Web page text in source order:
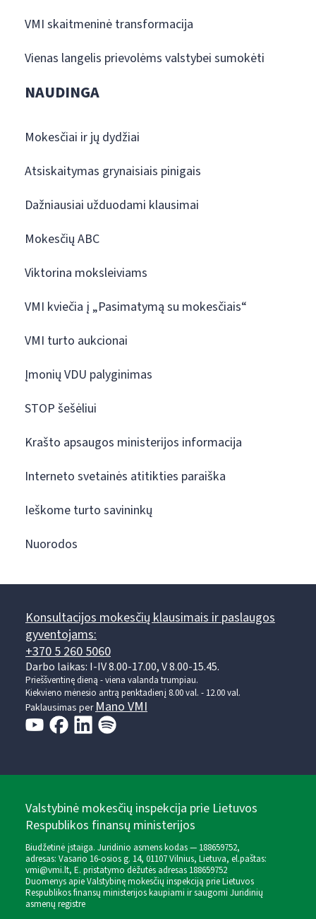
VMI skaitmeninė transformacija
Vienas langelis prievolėms valstybei sumokėti
NAUDINGA
Mokesčiai ir jų dydžiai
Atsiskaitymas grynaisiais pinigais
Dažniausiai užduodami klausimai
Mokesčių ABC
Viktorina moksleiviams
VMI kviečia į „Pasimatymą su mokesčiais“
VMI turto aukcionai
Įmonių VDU palyginimas
STOP šešėliui
Krašto apsaugos ministerijos informacija
Interneto svetainės atitikties paraiška
Ieškome turto savininkų
Nuorodos
Konsultacijos mokesčių klausimais ir paslaugos
gyventojams:
+370 5 260 5060
Darbo laikas: I-IV 8.00-17.00, V 8.00-15.45.
Prieššventinę dieną - viena valanda trumpiau.
Kiekvieno mėnesio antrą penktadienį 8.00 val. - 12.00 val.
Paklausimas perMano VMI
Valstybinė mokesčių inspekcija prie Lietuvos
Respublikos finansų ministerijos
Biudžetinė įstaiga. Juridinio asmens kodas — 188659752,
adresas: Vasario 16-osios g. 14, 01107 Vilnius, Lietuva, el.paštas:
vmi@vmi.lt, E. pristatymo dėžutės adresas 188659752
Duomenys apie Valstybinę mokesčių inspekciją prie Lietuvos
Respublikos finansų ministerijos kaupiami ir saugomi Juridinių
asmenų registre